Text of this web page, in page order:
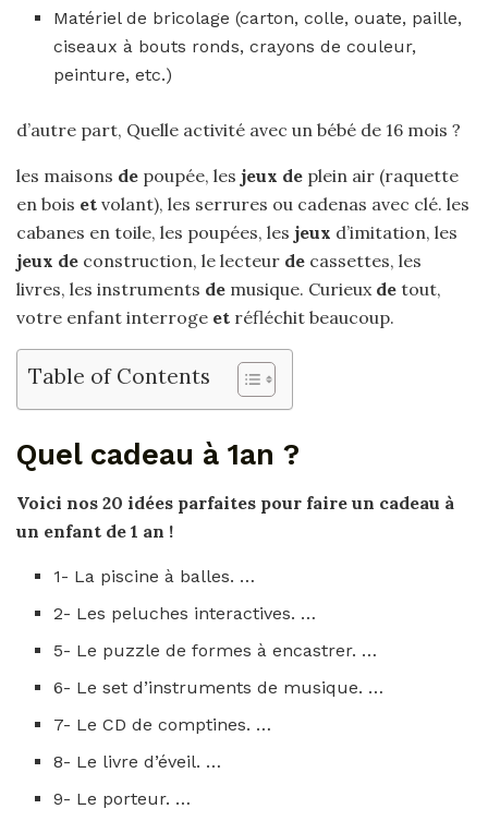
Matériel de bricolage (carton, colle, ouate, paille,
ciseaux à bouts ronds, crayons de couleur,
peinture, etc.)
d’autre part, Quelle activité avec un bébé de 16 mois ?
les maisons de poupée, les jeux de plein air (raquette
en bois et volant), les serrures ou cadenas avec clé. les
cabanes en toile, les poupées, les jeux d’imitation, les
jeux de construction, le lecteur de cassettes, les
livres, les instruments de musique. Curieux de tout,
votre enfant interroge et réfléchit beaucoup.
Table of Contents
Quel cadeau à 1an ?
Voici nos 20 idées parfaites pour faire un cadeau à
un enfant de 1 an !
1- La piscine à balles. …
2- Les peluches interactives. …
5- Le puzzle de formes à encastrer. …
6- Le set d’instruments de musique. …
7- Le CD de comptines. …
8- Le livre d’éveil. …
9- Le porteur. …